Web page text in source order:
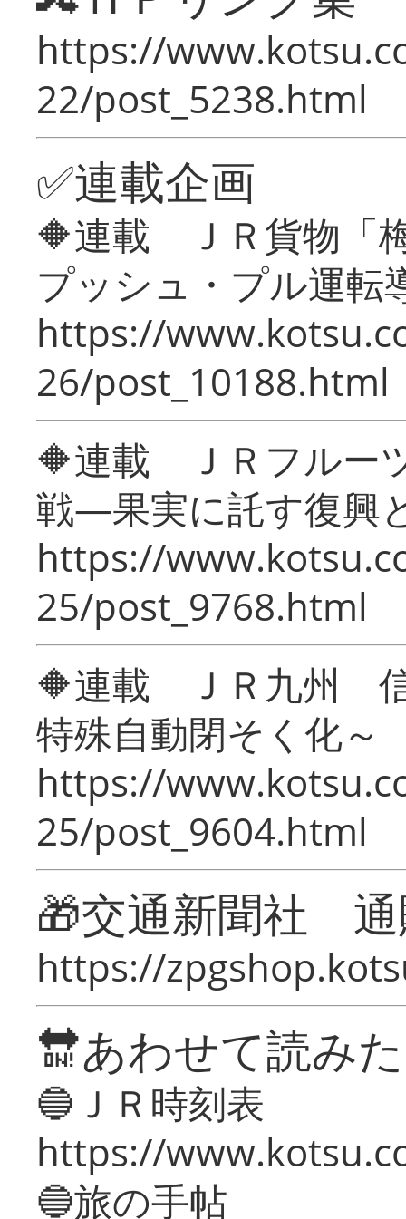
https://
22/post_5238.html
✅連載企画
🔶連載 ＪＲ貨物「
プッシュ・プル運転
https://
26/post_10188.html
🔶連載 ＪＲフルー
戦―果実に託す復興
https://
25/post_9768.html
🔶連載 ＪＲ九州 信
特殊自動閉そく化～
https://
25/post_9604.html
🎁交通新聞社
https://
🔛あわせて読み
🔵ＪＲ時刻表
https://
🔵旅の手帖